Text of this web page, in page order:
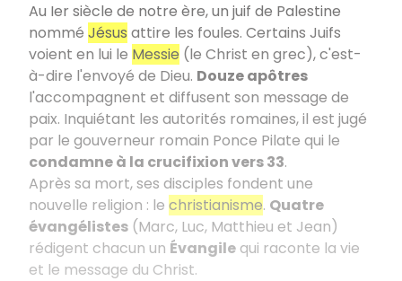
Au Ier siècle de notre ère, un juif de Palestine
nommé Jésus attire les foules. Certains Juifs
voient en lui le Messie (le Christ en grec), c'est-
à-dire l'envoyé de Dieu. Douze apôtres
l'accompagnent et diffusent son message de
paix. Inquiétant les autorités romaines, il est jugé
par le gouverneur romain Ponce Pilate qui le
condamne à la crucifixion vers 33.
Après sa mort, ses disciples fondent une
nouvelle religion : le christianisme. Quatre
évangélistes (Marc, Luc, Matthieu et Jean)
rédigent chacun un Évangile qui raconte la vie
et le message du Christ.